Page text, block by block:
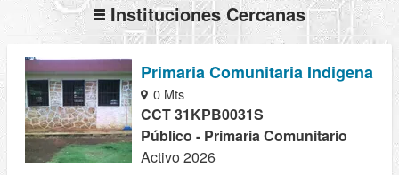
Instituciones Cercanas
Primaria Comunitaria Indigena
0 Mts
CCT 31KPB0031S
Público - Primaria Comunitario
Activo 2026